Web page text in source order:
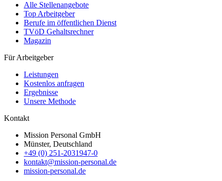
Alle Stellenangebote
Top Arbeitgeber
Berufe im öffentlichen Dienst
TVöD Gehaltsrechner
Magazin
Für Arbeitgeber
Leistungen
Kostenlos anfragen
Ergebnisse
Unsere Methode
Kontakt
Mission Personal GmbH
Münster, Deutschland
+49 (0) 251-2031947-0
kontakt@mission-personal.de
mission-personal.de